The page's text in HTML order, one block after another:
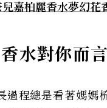
兒嘉柏麗香水夢幻花
水對你而
過程總是看著媽媽